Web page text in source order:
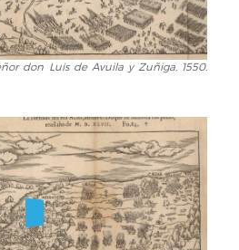
don Luis de Avuila y Zuñiga, 1550.